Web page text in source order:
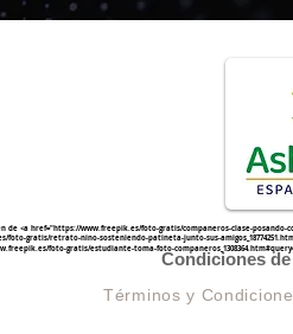
de <a href="https://www.freepik.es/foto-gratis/companeros-clase-posando-
foto-gratis/estudiante-toma-foto-
gratis/retrato-nino-sosteniendo-patineta-junto-sus-
Condiciones
Términos y